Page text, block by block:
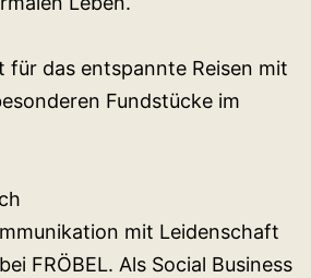
für das entspannte Reisen mit
Fundstücke im
mit Leidenschaft
FRÖBEL. Als Social Business